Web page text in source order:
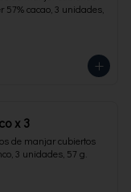
57% cacao, 3 unidades,
x 3
de manjar cubiertos
3 unidades, 57 g.